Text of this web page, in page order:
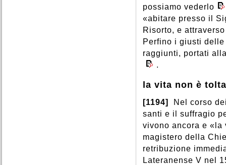
possiamo vederlo
«abitare presso il
Risorto, e
Perfino i giusti
raggiunti, portati
.
la vita non è tolta
[1194]
Nel corso
santi e il suffragio
vivono ancora e «la
magistero della
retribuzione
Lateranense V nel